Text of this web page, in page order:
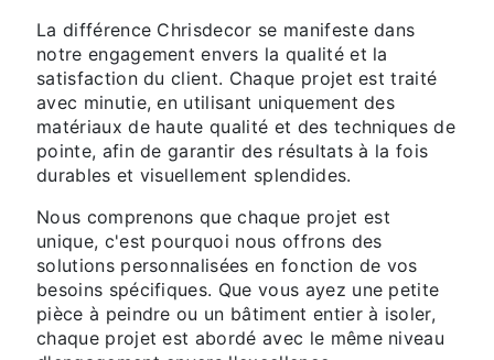
La différence Chrisdecor se manifeste dans
notre engagement envers la qualité et la
satisfaction du client. Chaque projet est traité
avec minutie, en utilisant uniquement des
matériaux de haute qualité et des techniques de
pointe, afin de garantir des résultats à la fois
durables et visuellement splendides.
Nous comprenons que chaque projet est
unique, c'est pourquoi nous offrons des
solutions personnalisées en fonction de vos
besoins spécifiques. Que vous ayez une petite
pièce à peindre ou un bâtiment entier à isoler,
chaque projet est abordé avec le même niveau